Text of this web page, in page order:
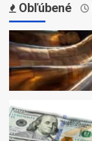
Obľúbené